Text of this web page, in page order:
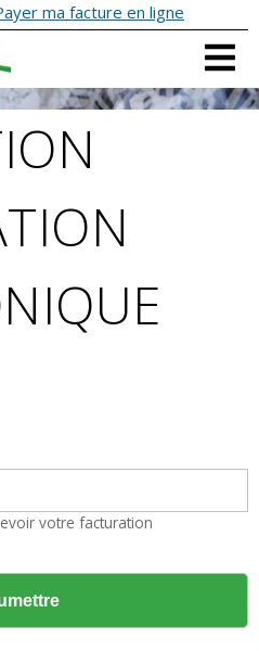
ma facture en ligne
votre facturation